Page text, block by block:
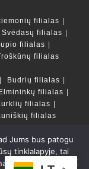
filialas
Svėdasų filialas
filialas
filialas
Budrių filialas
filialas
filialas
filialas
LT
Liudvikos ir
Jums bus patogu
tinklalapyje, tai